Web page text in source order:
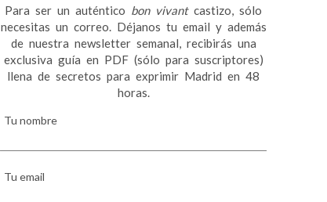
Para ser un auténtico bon vivantcastizo, sólo
necesitas un correo. Déjanos tu email y además
de nuestra newsletter semanal, recibirás una
exclusiva guía en PDF (sólo para suscriptores)
llena de secretos para exprimir Madrid en 48
horas.
Tu nombre
Tu email